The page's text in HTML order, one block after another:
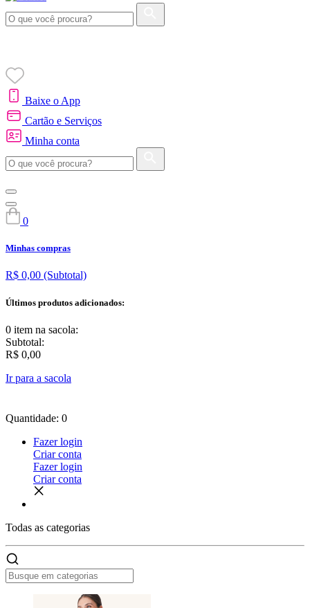
Baixe o App
Cartão e Serviços
Minha conta
0
Minhas compras
R$ 0,00 (Subtotal)
Últimos produtos adicionados:
0 item na sacola:
Subtotal:
R$ 0,00
Ir para a sacola
Quantidade: 0
Fazer login
Criar conta
Fazer login
Criar conta
Todas as categorias